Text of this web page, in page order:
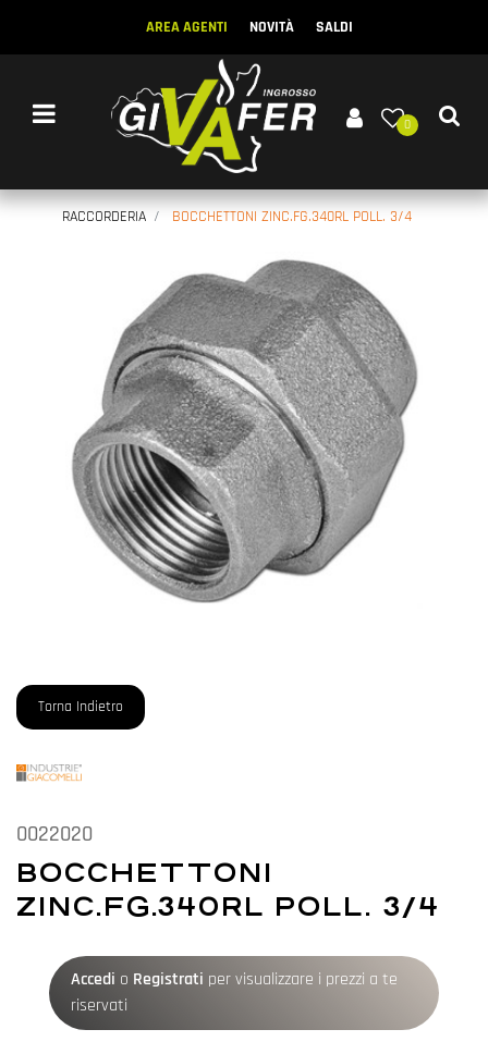
AREA AGENTI NOVITÀ SALDI
Open menu
0
RACCORDERIA BOCCHETTONI ZINC.FG.340RL POLL. 3/4
Torna Indietro
0022020
BOCCHETTONI
ZINC.FG.340RL POLL. 3/4
Accedi o Registrati per visualizzare i prezzi a te
riservati